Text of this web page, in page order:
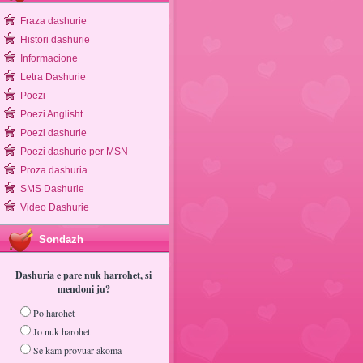
Fraza dashurie
Histori dashurie
Informacione
Letra Dashurie
Poezi
Poezi Anglisht
Poezi dashurie
Poezi dashurie per MSN
Proza dashuria
SMS Dashurie
Video Dashurie
Sondazh
Dashuria e pare nuk harrohet, si
mendoni ju?
Po harohet
Jo nuk harohet
Se kam provuar akoma